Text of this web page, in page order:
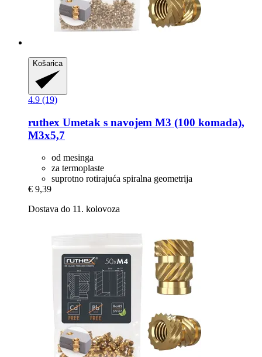
Košarica
4.9 (19)
ruthex Umetak s navojem M3 (100 komada),
M3x5,7
od mesinga
za termoplaste
suprotno rotirajuća spiralna geometrija
€ 9,39
Dostava do 11. kolovoza